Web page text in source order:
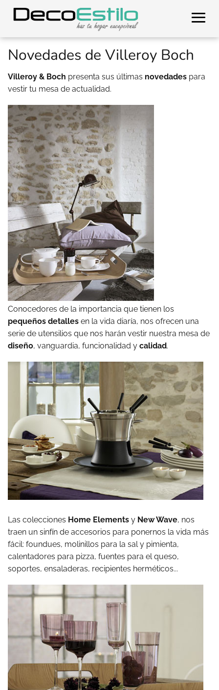
Novedades de Villeroy Boch
Villeroy & Boch presenta sus últimas novedades para
vestir tu mesa de actualidad.
Conocedores de la importancia que tienen los
pequeños detalles en la vida diaría, nos ofrecen una
serie de utensilios que nos harán vestir nuestra mesa de
diseño, vanguardia, funcionalidad y calidad.
Las colecciones Home Elements y New Wave, nos
traen un sinfín de accesorios para ponernos la vida más
fácil: foundues, molinillos para la sal y pimienta,
calentadores para pizza, fuentes para el queso,
soportes, ensaladeras, recipientes herméticos...